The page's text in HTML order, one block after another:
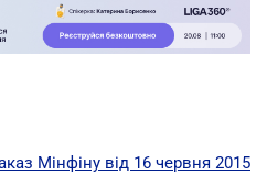
Мінфіну від 16 червня 2015